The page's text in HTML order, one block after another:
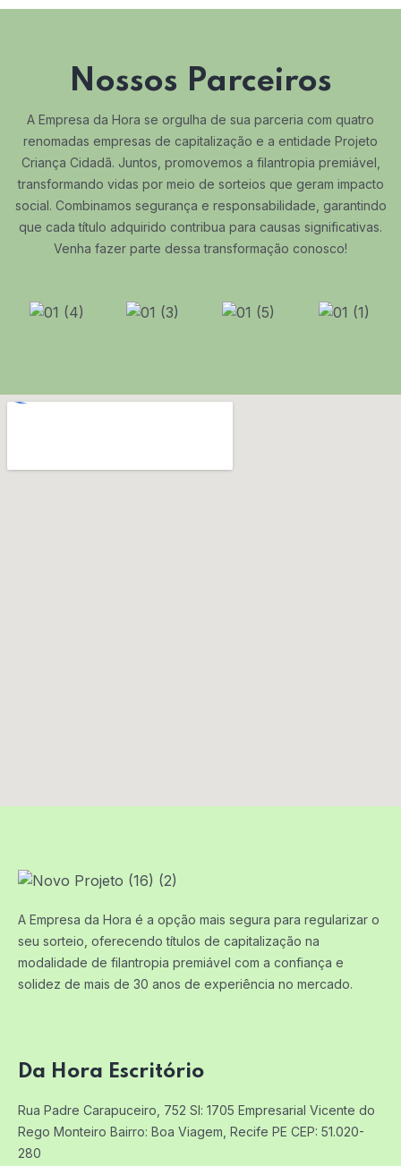
Nossos Parceiros
A Empresa da Hora se orgulha de sua parceria com quatro
renomadas empresas de capitalização e a entidade Projeto
Criança Cidadã. Juntos, promovemos a filantropia premiável,
transformando vidas por meio de sorteios que geram impacto
social. Combinamos segurança e responsabilidade, garantindo
que cada título adquirido contribua para causas significativas.
Venha fazer parte dessa transformação conosco!
A Empresa da Hora é a opção mais segura para regularizar o
seu sorteio, oferecendo títulos de capitalização na
modalidade de filantropia premiável com a confiança e
solidez de mais de 30 anos de experiência no mercado.
Da Hora Escritório
Rua Padre Carapuceiro, 752 Sl: 1705 Empresarial Vicente do
Rego Monteiro Bairro: Boa Viagem, Recife PE CEP: 51.020-
280